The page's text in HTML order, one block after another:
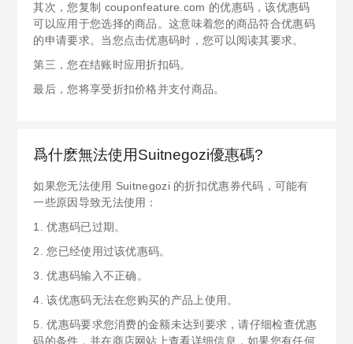
其次，您复制 couponfeature.com 的优惠码，该优惠码
可以应用于您选择的商品。这意味着您的商品符合优惠码
的申请要求。当您点击优惠码时，您可以阅读其要求。
第三，您在结账时应用折扣码。
最后，您将享受折扣价格并支付商品。
爲什麽無法使用Suitnegozi優惠碼?
如果您无法使用 Suitnegozi 的折扣优惠券代码，可能有
一些原因导致无法使用：
1. 优惠码已过期。
2. 您已经使用过该优惠码。
3. 优惠码输入不正确。
4. 该优惠码无法在您购买的产品上使用。
5. 优惠码要求您消费的金额未达到要求，请仔细检查优惠
码的条件，并在商店网站上查看详细信息，如果您有任何